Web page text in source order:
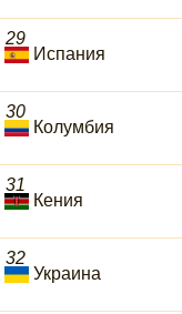
29
Испания
30
Колумбия
31
Кения
32
Украина